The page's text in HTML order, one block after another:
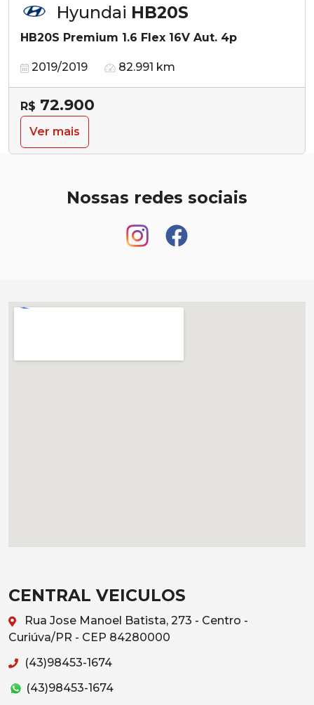
Hyundai HB20S
HB20S Premium 1.6 Flex 16V Aut. 4p
2019/2019 82.991 km
R$ 72.900
Ver mais
Nossas redes sociais
CENTRAL VEICULOS
Rua Jose Manoel Batista, 273 - Centro -
Curiúva/PR - CEP 84280000
(43)98453-1674
(43)98453-1674